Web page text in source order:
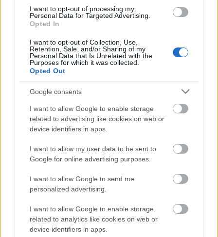
I want to opt-out of processing my
Personal Data for Targeted Advertising.
Opted In
I want to opt-out of Collection, Use,
Retention, Sale, and/or Sharing of my
Personal Data that Is Unrelated with the
Purposes for which it was collected.
Opted Out
Google consents
I want to allow Google to enable storage
related to advertising like cookies on web or
device identifiers in apps.
I want to allow my user data to be sent to
Google for online advertising purposes.
I want to allow Google to send me
personalized advertising.
I want to allow Google to enable storage
related to analytics like cookies on web or
device identifiers in apps.
πρόεδρος της Ευρωπαϊκής Επιτροπής, πίστεψε
στην Ελλάδα σε μια στιγμή και σε μια συγκυρία
έκανε. Η ιστορία τον δικαίωσε. Είμαστε εδώ γιατί
η ιστορία τον δικαίωσε.
Η Ελλάδα υπερέβη την κρίση, γύρισε στην
ανάκαμψη, κατάφερε να κατακτήσει πολλά. Είναι
σήμερα στο τραπέζι των ευρωπαϊκών
αποφάσεων. Και νομίζω ότι μιλάω για όλους τους
Έλληνες, λέγοντας ότι ο Ζαν Κλοντ Γιούνκερ έχει
μια πολύ ξεχωριστή θέση στην καρδιά μας».